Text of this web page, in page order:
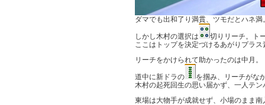
ダマでも出和了り満貫、ツモだとハネ満
しかし木村の選択は
切りリーチ。ト
ここはトップを決定づけるあがりプラ
リーチをかけられて助かったのは中月。
道中に新ドラの
を掴み、リーチがな
木村の起死回生の思い届かず、一人テン
東場は大物手が成就せず、小場のまま南